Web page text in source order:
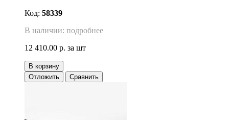
Код: 58339
В наличии: подробнее
12 410.00 р. за шт
В корзину
Отложить
Сравнить